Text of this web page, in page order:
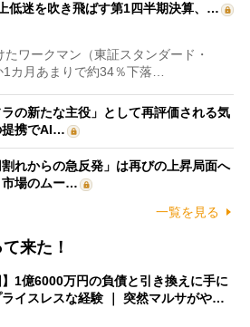
低迷を吹き飛ばす第1四半期決算、…
ワークマン（東証スタンダード・
カ月あまりで約34％下落…
の新たな主役」として再評価される気
携でAI…
れからの急反発」は再びの上昇局面へ
場のムー…
一覧を見る
来た！
】1億6000万円の負債と引き換えに手に
ライスレスな経験 ｜ 突然マルサがや…